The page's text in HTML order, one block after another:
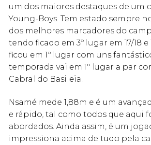
um dos maiores destaques de um
Young-Boys. Tem estado sempre
dos melhores marcadores do
tendo ficado em 3º lugar em 17/18 e
ficou em 1º lugar com uns
temporada vai em 1º lugar a par
Cabral do Basileia.
Nsamé mede 1,88m e é um
e rápido, tal como todos que aqui
abordados. Ainda assim, é um
impressiona acima de tudo pela